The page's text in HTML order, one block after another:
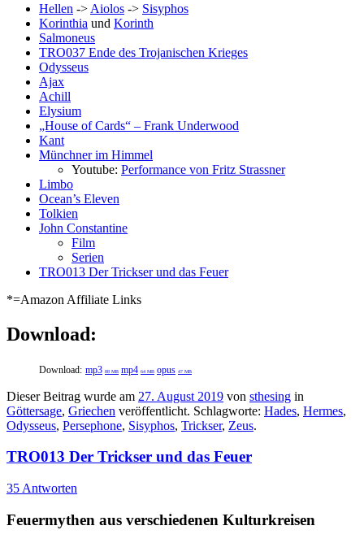
Hellen -> Aiolos -> Sisyphos
Korinthia und Korinth
Salmoneus
TRO037 Ende des Trojanischen Krieges
Odysseus
Ajax
Achill
Elysium
„House of Cards“ – Frank Underwood
Kant
Münchner im Himmel
Youtube: Performance von Fritz Strassner
Limbo
Ocean’s Eleven
Tolkien
John Constantine
Film
Serien
TRO013 Der Trickser und das Feuer
*=Amazon Affiliate Links
Download:
Download: mp3 88 MB mp4 64 MB opus 47 MB
Dieser Beitrag wurde am 27. August 2019 von sthesing in
Göttersage, Griechen veröffentlicht. Schlagworte: Hades, Hermes,
Odysseus, Persephone, Sisyphos, Trickser, Zeus.
TRO013 Der Trickser und das Feuer
35 Antworten
Feuermythen aus verschiedenen Kulturkreisen